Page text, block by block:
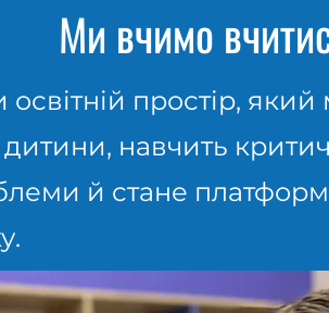
Ми вчимо
освітній простір,
дитини, навчить
й стане